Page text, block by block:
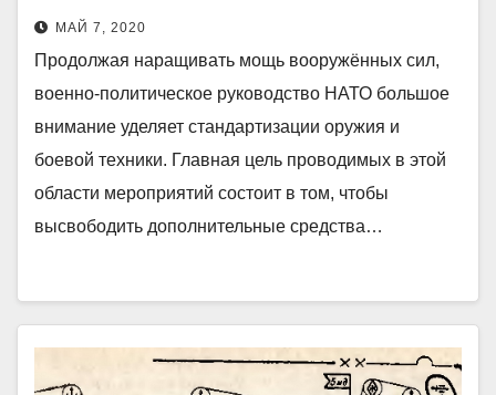
МАЙ 7, 2020
Продолжая наращивать мощь вооружённых сил,
военно-политическое руководство НАТО большое
внимание уделяет стандартизации оружия и
боевой техники. Главная цель проводимых в этой
области мероприятий состоит в том, чтобы
высвободить дополнительные средства…